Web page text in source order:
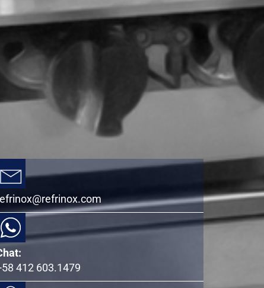
412 603.1479